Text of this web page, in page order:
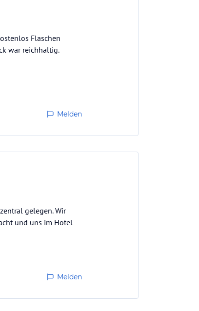
Flaschen
war reichhaltig.
Melden
gelegen. Wir
und uns im Hotel
Melden